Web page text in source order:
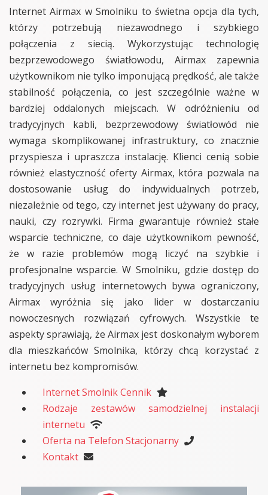
Internet Airmax w Smolniku to świetna opcja dla tych,
którzy potrzebują niezawodnego i szybkiego
połączenia z siecią. Wykorzystując technologię
bezprzewodowego światłowodu, Airmax zapewnia
użytkownikom nie tylko imponującą prędkość, ale także
stabilność połączenia, co jest szczególnie ważne w
bardziej oddalonych miejscach. W odróżnieniu od
tradycyjnych kabli, bezprzewodowy światłowód nie
wymaga skomplikowanej infrastruktury, co znacznie
przyspiesza i upraszcza instalację. Klienci cenią sobie
również elastyczność oferty Airmax, która pozwala na
dostosowanie usług do indywidualnych potrzeb,
niezależnie od tego, czy internet jest używany do pracy,
nauki, czy rozrywki. Firma gwarantuje również stałe
wsparcie techniczne, co daje użytkownikom pewność,
że w razie problemów mogą liczyć na szybkie i
profesjonalne wsparcie. W Smolniku, gdzie dostęp do
tradycyjnych usług internetowych bywa ograniczony,
Airmax wyróżnia się jako lider w dostarczaniu
nowoczesnych rozwiązań cyfrowych. Wszystkie te
aspekty sprawiają, że Airmax jest doskonałym wyborem
dla mieszkańców Smolnika, którzy chcą korzystać z
internetu bez kompromisów.
Internet Smolnik Cennik
Rodzaje zestawów samodzielnej instalacji
internetu
Oferta na Telefon Stacjonarny
Kontakt